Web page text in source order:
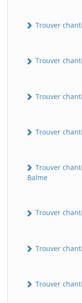
Trouver
Trouver
Trouver
Trouver
Trouver
Balme
Trouver
Trouver
Trouver